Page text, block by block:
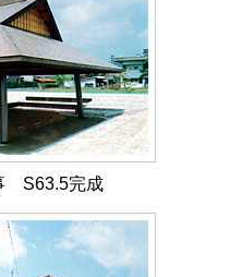
S63.5完成